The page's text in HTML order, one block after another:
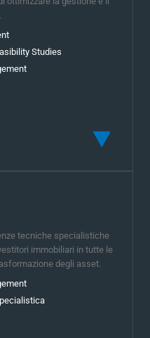
Studies
tecniche specialistiche
immobiliari in tutte le
degli asset.